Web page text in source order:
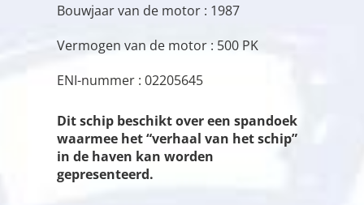
Bouwjaar van de motor : 1987
Vermogen van de motor : 500 PK
ENI-nummer : 02205645
Dit schip beschikt over een spandoek
waarmee het “verhaal van het schip”
in de haven kan worden
gepresenteerd.